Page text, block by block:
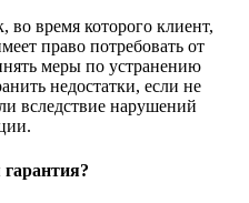
во время которого клиент,
право потребовать от
меры по устранению
недостатки, если не
вследствие нарушений